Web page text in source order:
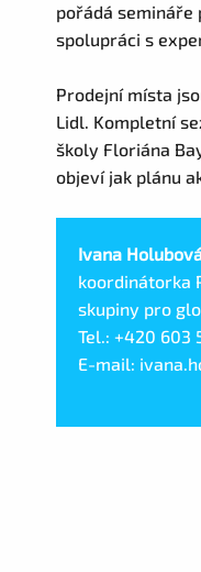
pořádá
spolupráci s
Prodejní místa
Lidl. Kompletní
školy Floriána
objeví jak plánu
Ivana
koordinátorka
skupiny pro
Tel.: +420 603
E-mail: